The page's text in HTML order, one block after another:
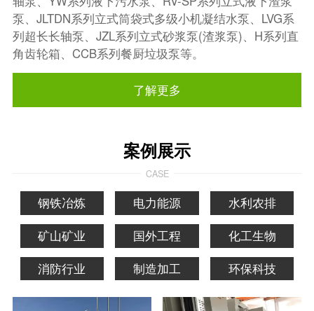
泵、JLTDN系列立式筒袋式多级小机凝结水泵、LVG系
列超长长轴泵、JZL系列立式砂浆泵(渣浆泵)、H系列直
角齿轮箱、CCB系列餐厨垃圾泵等。
了解更多
案例展示
CASE
钢铁冶炼 电力能源
水利农排
矿山矿业
国外工程
化工生物
消防行业
制造加工 环保科技